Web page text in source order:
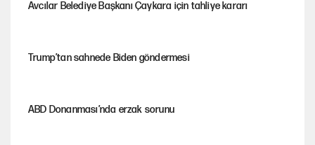
Avcılar Belediye Başkanı Çaykara için tahliye kararı
Trump’tan sahnede Biden göndermesi
ABD Donanması’nda erzak sorunu